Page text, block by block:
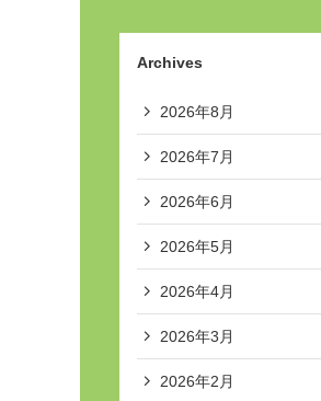
Archives
2026年8月
2026年7月
2026年6月
2026年5月
2026年4月
2026年3月
2026年2月